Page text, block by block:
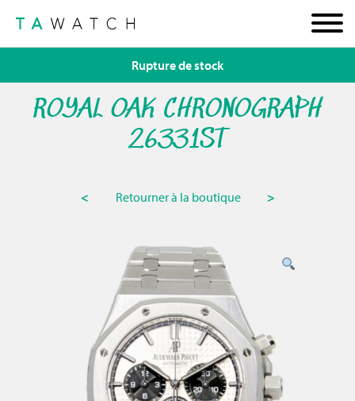
ROYAL OAK CHRONOGRAPH
26331ST
< Retourner à la boutique >
Rupture de stock